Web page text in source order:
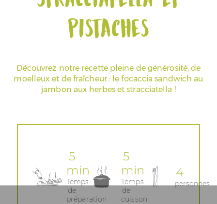
Espace Pros & Pressepistaches
Découvrez notre recette pleine de générosité, de
moelleux et de fraîcheur : le focaccia sandwich au
jambon aux herbes et stracciatella !
5
min
Temps
de
préparation
5
min
Temps
de
cuisson
4
personnes